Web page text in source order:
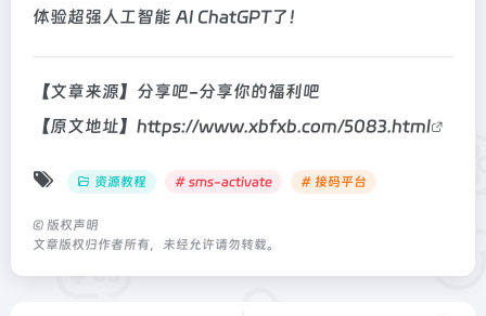
体验超强人工智能 AI ChatGPT了！
【文章来源】分享吧-分享你的福利吧
【原文地址】 https://www.xbfxb.com/5083.html
资源教程 # sms-activate # 接码平台
© 版权声明
文章版权归作者所有，未经允许请勿转载。